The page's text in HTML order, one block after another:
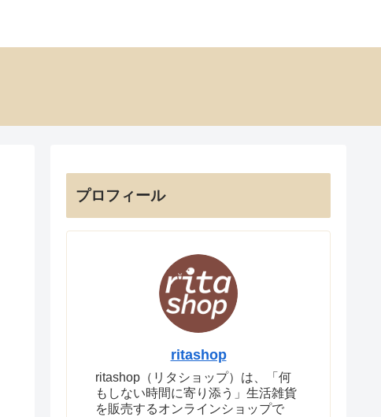
プロフィール
ritashop
ritashop（リタショップ）は、「何
もしない時間に寄り添う」生活雑貨
を販売するオンラインショップで